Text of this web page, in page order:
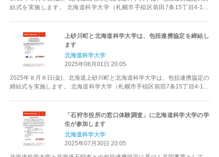
結式を実施します。 北海道科学大学（札幌市手稲区前田7条15丁目4-1）
上砂川町と北海道科学大学は、包括連携協定を締結し
ます
北海道科学大学
2025年08月01日 20:05
2025年８月８日(金)、北海道上砂川町と北海道科学大学は、包括連携協定の
締結式を実施します。 北海道科学大学（札幌市手稲区前田7条15丁目4-1）
「石狩市役所の窓口体験調査」に北海道科学大学の学
生が参加します
北海道科学大学
2025年07月30日 20:05